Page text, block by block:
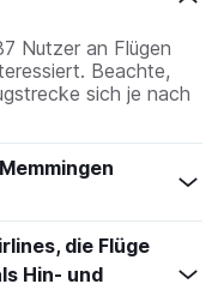
Nutzer an Flügen
Beachte,
sich je nach
die Flüge
Hin- und